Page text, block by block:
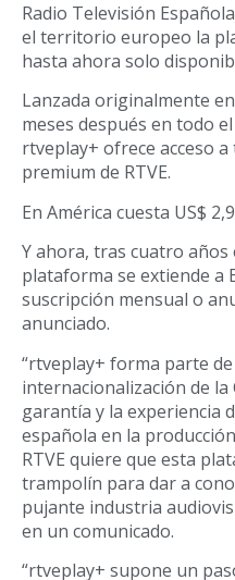
Radio Televisión
el territorio europeo la
hasta ahora solo
Lanzada originalmente
meses después en todo
rtveplay+ ofrece acceso
premium de RTVE.
En América cuesta US$
Y ahora, tras cuatro años
plataforma se extiende a
suscripción mensual o
anunciado.
“rtveplay+ forma parte
internacionalización de
garantía y la experiencia
española en la
RTVE quiere que esta
trampolín para dar a
pujante industria
en un comunicado.
“rtveplay+ supone un